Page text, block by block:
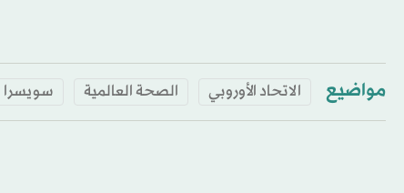
مواضيع الاتحاد الأوروبي الصحة العالمية سويسرا